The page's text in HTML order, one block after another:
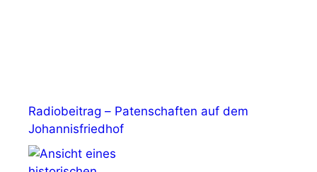
Radiobeitrag – Patenschaften auf dem
Johannisfriedhof